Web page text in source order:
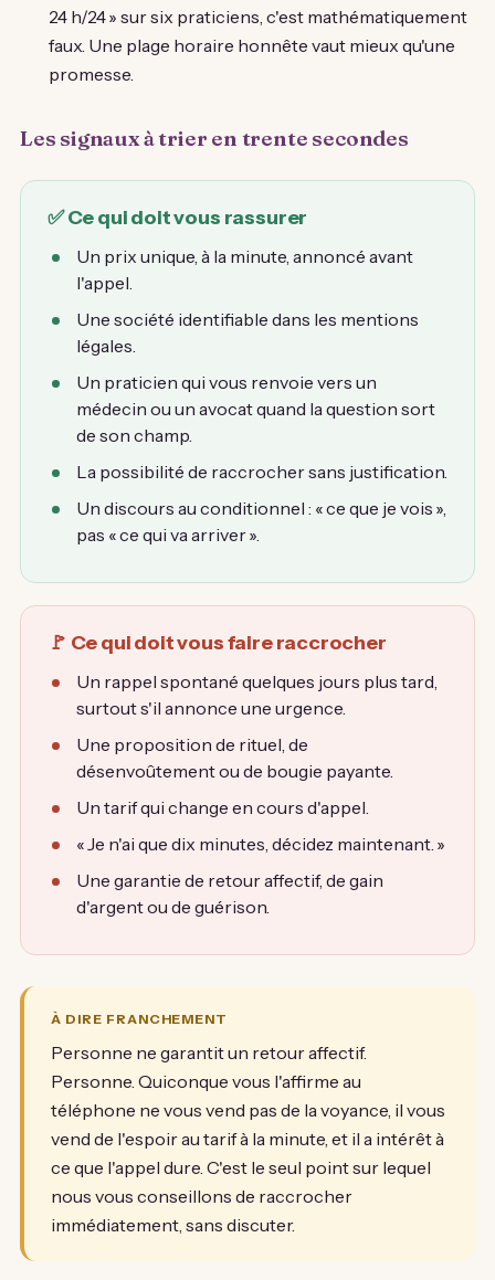
24 h/24 » sur six praticiens, c'est mathématiquement
faux. Une plage horaire honnête vaut mieux qu'une
promesse.
Les signaux à trier en trente secondes
✅ Ce qui doit vous rassurer
Un prix unique, à la minute, annoncé avant
l'appel.
Une société identifiable dans les mentions
légales.
Un praticien qui vous renvoie vers un
médecin ou un avocat quand la question sort
de son champ.
La possibilité de raccrocher sans justification.
Un discours au conditionnel : « ce que je vois »,
pas « ce qui va arriver ».
🚩 Ce qui doit vous faire raccrocher
Un rappel spontané quelques jours plus tard,
surtout s'il annonce une urgence.
Une proposition de rituel, de
désenvoûtement ou de bougie payante.
Un tarif qui change en cours d'appel.
« Je n'ai que dix minutes, décidez maintenant. »
Une garantie de retour affectif, de gain
d'argent ou de guérison.
À DIRE FRANCHEMENT
Personne ne garantit un retour affectif.
Personne. Quiconque vous l'affirme au
téléphone ne vous vend pas de la voyance, il vous
vend de l'espoir au tarif à la minute, et il a intérêt à
ce que l'appel dure. C'est le seul point sur lequel
nous vous conseillons de raccrocher
immédiatement, sans discuter.